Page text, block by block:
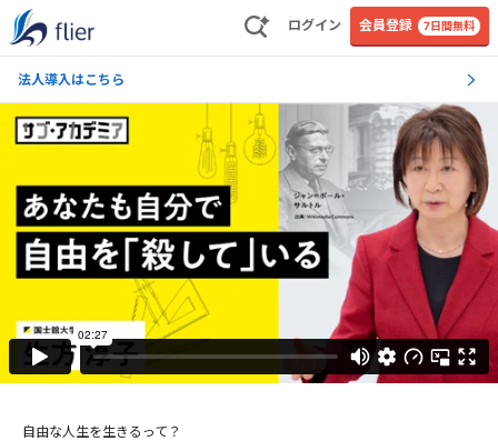
ログイン 会員登録 7日間無料
法人導入はこちら
自由な人生を生きるって？